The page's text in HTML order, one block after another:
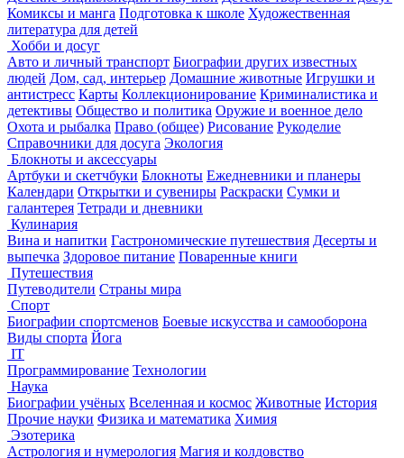
Комиксы и манга Подготовка к школе Художественная
литература для детей
Хобби и досуг
Авто и личный транспорт Биографии других известных
людей Дом, сад, интерьер Домашние животные Игрушки и
антистресс Карты Коллекционирование Криминалистика и
детективы Общество и политика Оружие и военное дело
Охота и рыбалка Право (общее) Рисование Рукоделие
Справочники для досуга Экология
Блокноты и аксессуары
Артбуки и скетчбуки Блокноты Ежедневники и планеры
Календари Открытки и сувениры Раскраски Сумки и
галантерея Тетради и дневники
Кулинария
Вина и напитки Гастрономические путешествия Десерты и
выпечка Здоровое питание Поваренные книги
Путешествия
Путеводители Страны мира
Спорт
Биографии спортсменов Боевые искусства и самооборона
Виды спорта Йога
IT
Программирование Технологии
Наука
Биографии учёных Вселенная и космос Животные История
Прочие науки Физика и математика Химия
Эзотерика
Астрология и нумерология Магия и колдовство